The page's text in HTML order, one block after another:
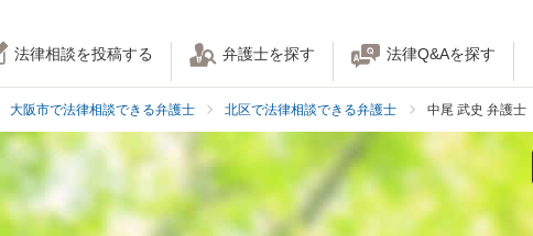
法律相談を投稿する 弁護士を探す 法律Q&Aを探す
大阪市で法律相談できる弁護士 北区で法律相談できる弁護士 中尾 武史 弁護士